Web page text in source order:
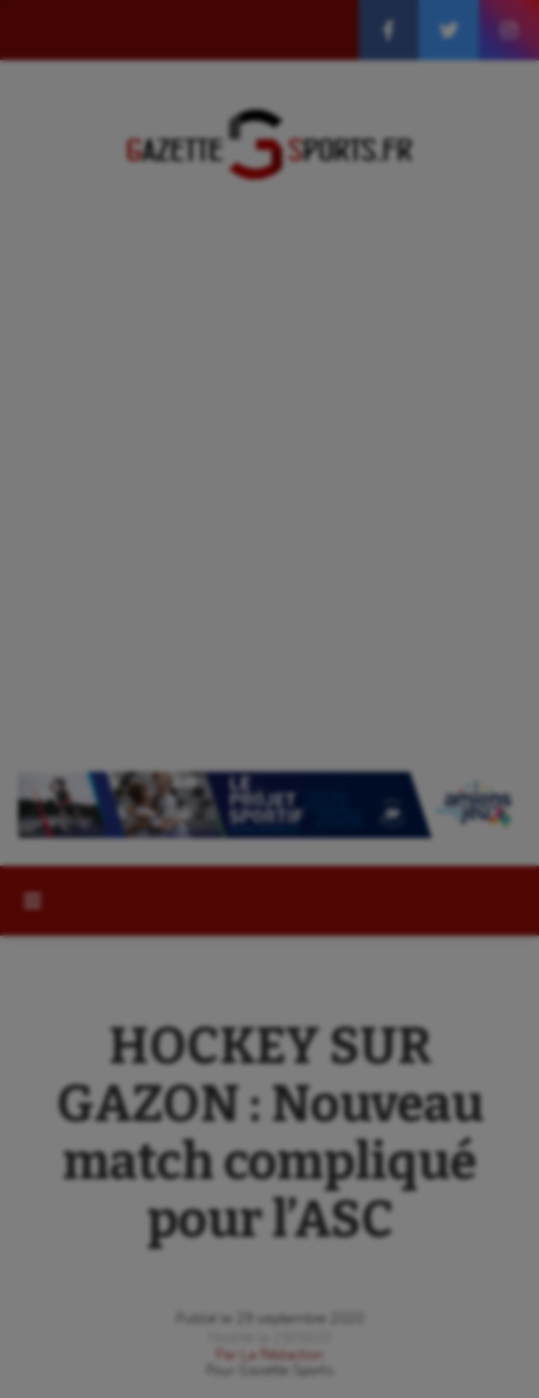
HOCKEY SUR
GAZON : Nouveau
match compliqué
pour l’ASC
Publié le
29 septembre 2020
Par
La Rédaction
Gazette Sports